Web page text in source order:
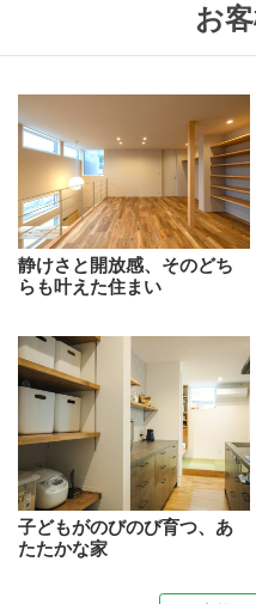
お
静けさと開放感、そのどち
らも叶えた住まい
子どもがのびのび育つ、あ
たたかな家